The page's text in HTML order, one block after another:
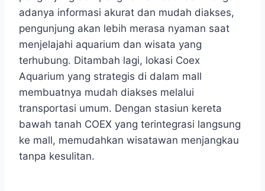
adanya informasi akurat dan mudah diakses,
pengunjung akan lebih merasa nyaman saat
menjelajahi aquarium dan wisata yang
terhubung. Ditambah lagi, lokasi Coex
Aquarium yang strategis di dalam mall
membuatnya mudah diakses melalui
transportasi umum. Dengan stasiun kereta
bawah tanah COEX yang terintegrasi langsung
ke mall, memudahkan wisatawan menjangkau
tanpa kesulitan.